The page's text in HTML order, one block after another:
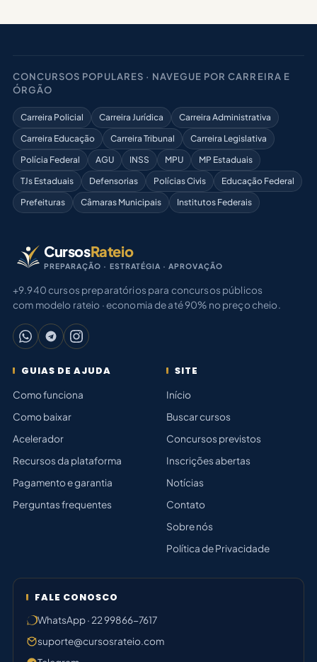
CONCURSOS POPULARES · NAVEGUE POR CARREIRA E
ÓRGÃO
Carreira Policial Carreira Jurídica
Carreira Administrativa
Carreira Educação
Carreira Tribunal
Carreira Legislativa
Polícia Federal
AGU INSS MPU
MP Estaduais
TJs Estaduais
Defensorias Polícias Civis
Educação Federal
Prefeituras
Câmaras Municipais Institutos Federais
CursosRateio
PREPARAÇÃO · ESTRATÉGIA · APROVAÇÃO
+9.940 cursos preparatórios para concursos públicos
com modelo rateio · economia de até 90% no preço cheio.
GUIAS DE AJUDA
Como funciona
Como baixar
Acelerador
Recursos da plataforma
Pagamento e garantia
Perguntas frequentes
SITE
Início
Buscar cursos
Concursos previstos
Inscrições abertas
Notícias
Contato
Sobre nós
Política de Privacidade
FALE CONOSCO
WhatsApp · 22 99866-7617
suporte@cursosrateio.com